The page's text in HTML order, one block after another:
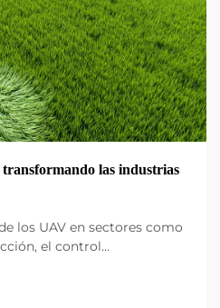
las industrias
los UAV en sectores como
el control
eficiencia y la innovación.